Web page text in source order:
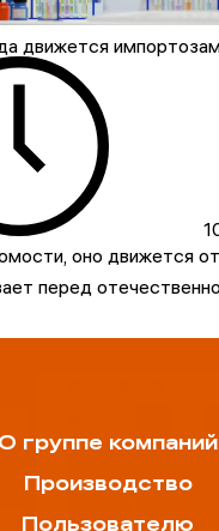
движется
оно движется
перед
О группе компаний
Производство
Пользователю